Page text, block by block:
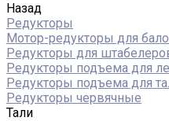
Назад
Редукторы
Мотор-редукторы для
Редукторы для
Редукторы подъема для
Редукторы подъема для
Редукторы червячные
Тали